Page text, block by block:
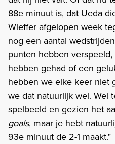
88e minuut is, dat Ueda
Wieffer afgelopen week
nog een aantal
punten hebben
hebben gehad of een
hebben we elke keer niet
we dat natuurlijk wel. Wel
spelbeeld en gezien het
goals, maar je hebt
93e minuut de 2-1 maakt."